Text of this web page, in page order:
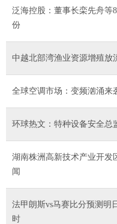
泛海控股：董事长栾先舟等
份
中越北部湾渔业资源增殖放
全球空调市场：变频汹涌来
环球热文：特种设备安全总
湖南株洲高新技术产业开发
闻
法甲朗斯vs马赛比分预测明
时